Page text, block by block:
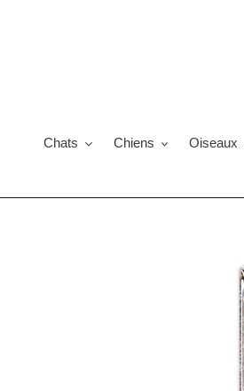
Chats Chiens Oiseaux